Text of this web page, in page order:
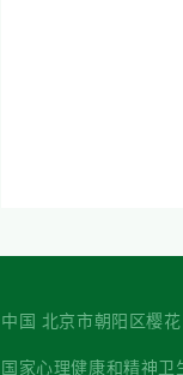
中国 北京市朝阳区
国家心理健康和精神